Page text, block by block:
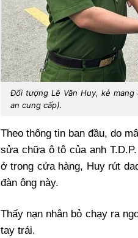
Đối tượng Lê Văn Huy, kẻ
an cung cấp).
Theo thông tin ban đầu, do
sửa chữa ô tô của anh
ở trong cửa hàng, Huy rút
đàn ông này.
Thấy nạn nhân bỏ chạy ra
tay trái.